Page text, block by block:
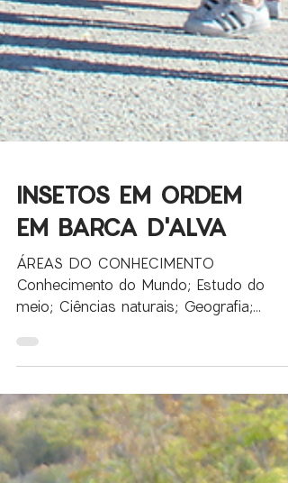
INSETOS EM ORDEM
EM BARCA D'ALVA
ÁREAS DO CONHECIMENTO
Conhecimento do Mundo; Estudo do
meio; Ciências naturais; Geografia;